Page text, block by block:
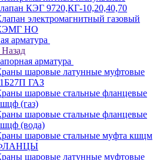
КЭГ 9720,КГ-10,20,40,70
электромагнитный газовый
НО
арматура
Назад
арматура
шаровые латунные муфтовые
ГАЗ
шаровые стальные фланцевые
(газ)
шаровые стальные фланцевые
(вода)
шаровые стальные муфта кшцм
шаровые латунные муфтовые